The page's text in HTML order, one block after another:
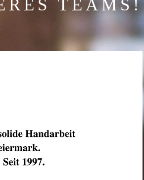
TEAMS!